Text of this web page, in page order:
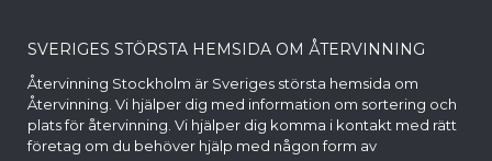
SVERIGES STÖRSTA HEMSIDA OM ÅTERVINNING
Återvinning Stockholm är Sveriges största hemsida om
Återvinning. Vi hjälper dig med information om sortering och
plats för återvinning. Vi hjälper dig komma i kontakt med rätt
företag om du behöver hjälp med någon form av